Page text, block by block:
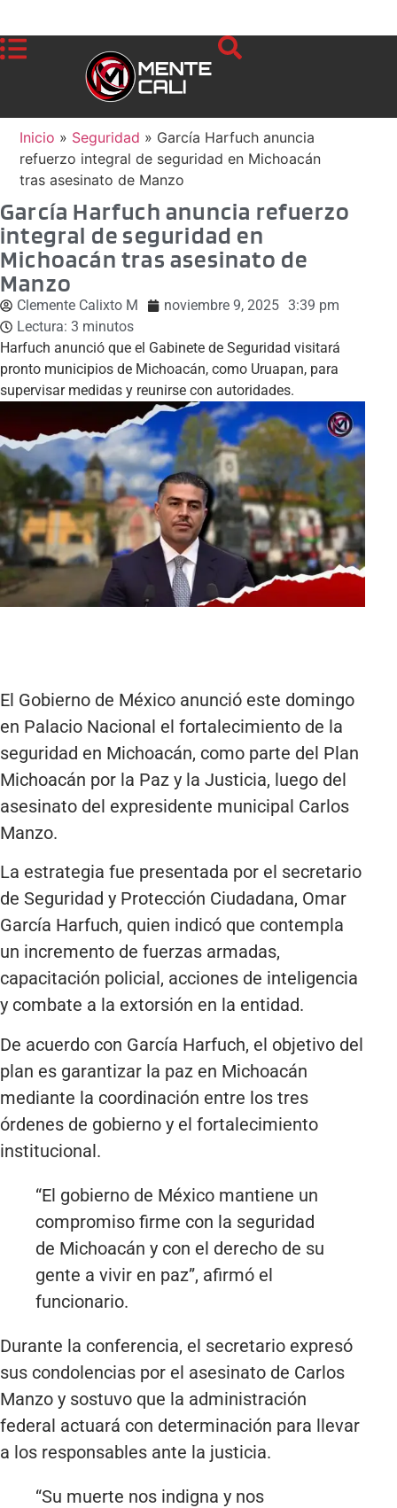
Inicio » Seguridad » García Harfuch anuncia
refuerzo integral de seguridad en Michoacán
tras asesinato de Manzo
García Harfuch anuncia refuerzo
integral de seguridad en
Michoacán tras asesinato de
Manzo
Clemente Calixto M noviembre 9, 2025 3:39 pm
Lectura: 3 minutos
Harfuch anunció que el Gabinete de Seguridad visitará
pronto municipios de Michoacán, como Uruapan, para
supervisar medidas y reunirse con autoridades.
El Gobierno de México anunció este domingo
en Palacio Nacional el fortalecimiento de la
seguridad en Michoacán, como parte del Plan
Michoacán por la Paz y la Justicia, luego del
asesinato del expresidente municipal Carlos
Manzo.
La estrategia fue presentada por el secretario
de Seguridad y Protección Ciudadana, Omar
García Harfuch, quien indicó que contempla
un incremento de fuerzas armadas,
capacitación policial, acciones de inteligencia
y combate a la extorsión en la entidad.
De acuerdo con García Harfuch, el objetivo del
plan es garantizar la paz en Michoacán
mediante la coordinación entre los tres
órdenes de gobierno y el fortalecimiento
institucional.
“El gobierno de México mantiene un
compromiso firme con la seguridad
de Michoacán y con el derecho de su
gente a vivir en paz”, afirmó el
funcionario.
Durante la conferencia, el secretario expresó
sus condolencias por el asesinato de Carlos
Manzo y sostuvo que la administración
federal actuará con determinación para llevar
a los responsables ante la justicia.
“Su muerte nos indigna y nos